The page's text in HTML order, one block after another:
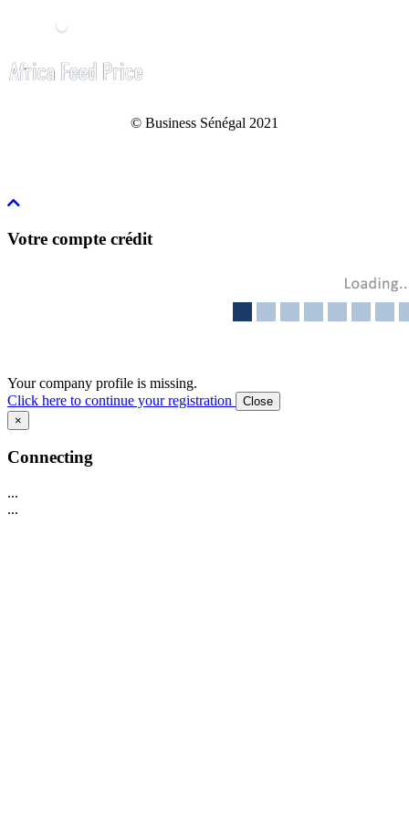
© Business Sénégal 2021
Votre compte crédit
Your company profile is missing.
Click here to continue your registration
Close
×
Connecting
...
...